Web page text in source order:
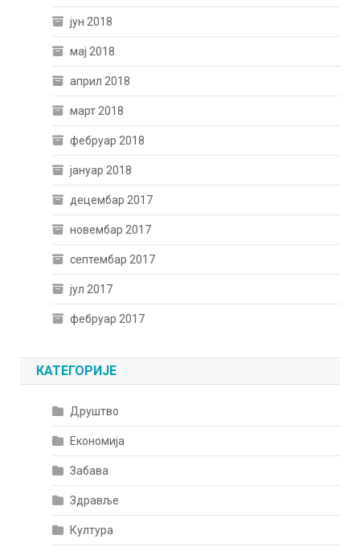
јун 2018
мај 2018
април 2018
март 2018
фебруар 2018
јануар 2018
децембар 2017
новембар 2017
септембар 2017
јул 2017
фебруар 2017
КАТЕГОРИЈЕ
Друштво
Економија
Забава
Здравље
Култура